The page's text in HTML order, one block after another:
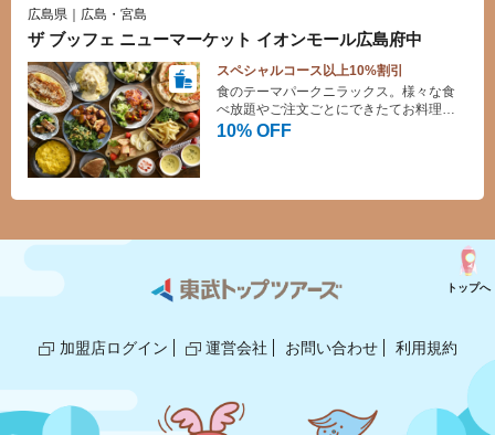
広島県｜広島・宮島
ザ ブッフェ ニューマーケット イオンモール広島府中
スペシャルコース以上10%割引
10% OFF
食のテーマパークニラックス。様々な食
べ放題やご注文ごとにできたてお料理を
提供するバイキングレストランです。デ
加盟店ログイン 運営会社 お問い合わせ 利用規約
トップへ